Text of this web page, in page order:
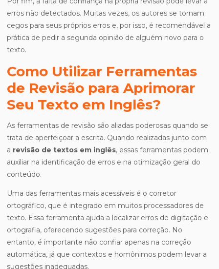
erros não detectados. Muitas vezes, os autores se tornam
cegos para seus próprios erros e, por isso, é recomendável a
prática de pedir a segunda opinião de alguém novo para o
texto.
Como Utilizar Ferramentas
de Revisão para Aprimorar
Seu Texto em Inglês?
As ferramentas de revisão são aliadas poderosas quando se
trata de aperfeiçoar a escrita. Quando realizadas junto com
a revisão de textos em inglês, essas ferramentas podem
auxiliar na identificação de erros e na otimização geral do
conteúdo.
Uma das ferramentas mais acessíveis é o corretor
ortográfico, que é integrado em muitos processadores de
texto. Essa ferramenta ajuda a localizar erros de digitação e
ortografia, oferecendo sugestões para correção. No
entanto, é importante não confiar apenas na correção
automática, já que contextos e homônimos podem levar a
sugestões inadequadas.